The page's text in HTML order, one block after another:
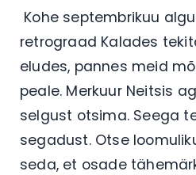
Kohe septembrikuu
retrograad Kalades
eludes, pannes meid
peale. Merkuur Neitsis
selgust otsima. Seega
segadust. Otse
seda, et osade